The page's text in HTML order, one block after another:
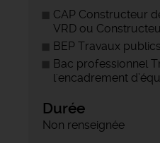
CAP Constructeur
VRD ou
BEP Travaux
Bac professionnel
l'encadrement
Durée
Non renseignée